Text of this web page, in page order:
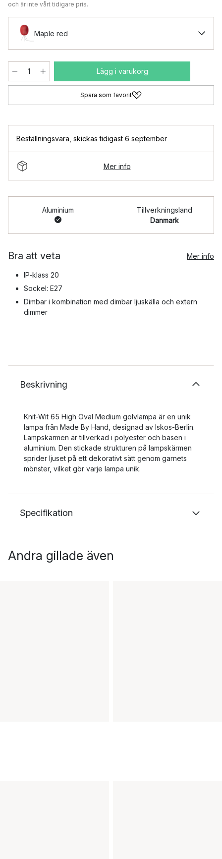
och är inte vårt tidigare pris.
Maple red
Lägg i varukorg
Spara som favorit
Beställningsvara skickas tidigast 6 september
Mer info
Aluminium
Tillverkningsland
Danmark
Bra att veta Mer info
IP-klass 20
Sockel: E27
Dimbar i kombination med dimbar ljuskälla och extern
dimmer
Beskrivning
Knit-Wit 65 High Oval Medium golvlampa är en unik
lampa från Made By Hand, designad av Iskos-Berlin.
Lampskärmen är tillverkad i polyester och basen i
aluminium. Den stickade strukturen på lampskärmen
sprider ljuset på ett dekorativt sätt genom garnets
mönster, vilket gör varje lampa unik.
Specifikation
Andra gillade även